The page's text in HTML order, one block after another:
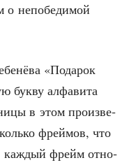
о непо­бе­ди­мой
«Пода­рок
бук­ву алфа­ви­та
в этом про­из­ве­
фрей­мов, что
каж­дый фрейм отно­